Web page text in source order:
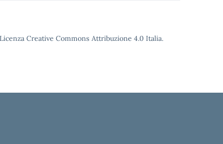
Creative Commons Attribuzione 4.0 Italia.